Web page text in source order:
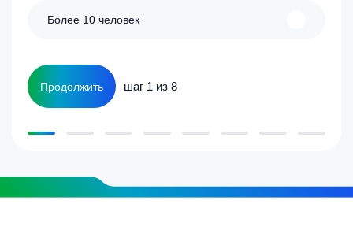
Более 10 человек
Продолжить шаг 1 из 8